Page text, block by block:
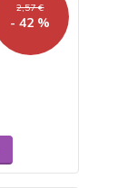
2,57 €
- 42 %